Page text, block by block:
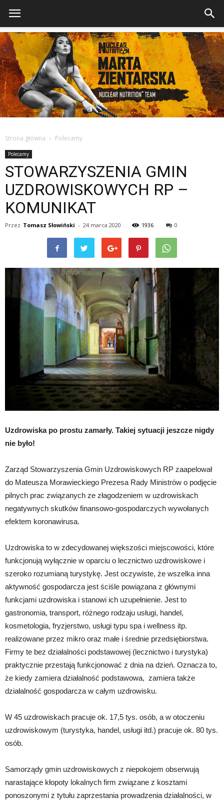
Strona główna Polecamy
Polecamy
STOWARZYSZENIA GMIN
UZDROWISKOWYCH RP –
KOMUNIKAT
Przez Tomasz Słowiński - 24 marca 2020 1936 0
Uzdrowiska po prostu zamarły. Takiej sytuacji jeszcze nigdy
nie było!
Zarząd Stowarzyszenia Gmin Uzdrowiskowych RP zaapelował
do Mateusza Morawieckiego Prezesa Rady Ministrów o podjęcie
pilnych prac związanych ze złagodzeniem w uzdrowiskach
negatywnych skutków finansowo-gospodarczych wywołanych
efektem koronawirusa.
Uzdrowiska to w zdecydowanej większości miejscowości, które
funkcjonują wyłącznie w oparciu o lecznictwo uzdrowiskowe i
szeroko rozumianą turystykę. Jest oczywiste, że wszelka inna
aktywność gospodarcza jest ściśle powiązana z głównymi
funkcjami uzdrowiska i stanowi ich uzupełnienie. Jest to
gastronomia, transport, różnego rodzaju usługi, handel,
kosmetologia, fryzjerstwo, usługi typu spa i wellness itp.
realizowane przez mikro oraz małe i średnie przedsiębiorstwa.
Firmy te bez działalności podstawowej (lecznictwo i turystyka)
praktycznie przestają funkcjonować z dnia na dzień. Oznacza to,
że kiedy zamiera działalność podstawowa, zamiera także
działalność gospodarcza w całym uzdrowisku.
W 45 uzdrowiskach pracuje ok. 17,5 tys. osób, a w otoczeniu
uzdrowiskowym (turystyka, handel, usługi itd.) pracuje ok. 80 tys.
osób.
Samorządy gmin uzdrowiskowych z niepokojem obserwują
narastające kłopoty lokalnych firm związane z kosztami
ponoszonymi z tytułu zaprzestania prowadzenia działalności, w